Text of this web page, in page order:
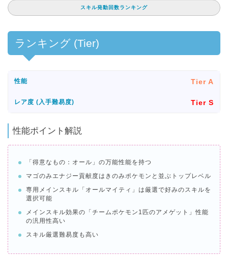
スキル発動回数ランキング
ランキング (Tier)
性能 Tier A
レア度 (入手難易度) Tier S
性能ポイント解説
「得意なもの：オール」の万能性能を持つ
マゴのみエナジー貢献度はきのみポケモンと並ぶトップレベル
専用メインスキル「オールマイティ」は厳選で好みのスキルを
選択可能
メインスキル効果の「チームポケモン1匹のアメゲット」性能
の汎用性高い
スキル厳選難易度も高い